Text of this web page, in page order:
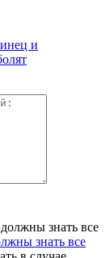
и
знать все